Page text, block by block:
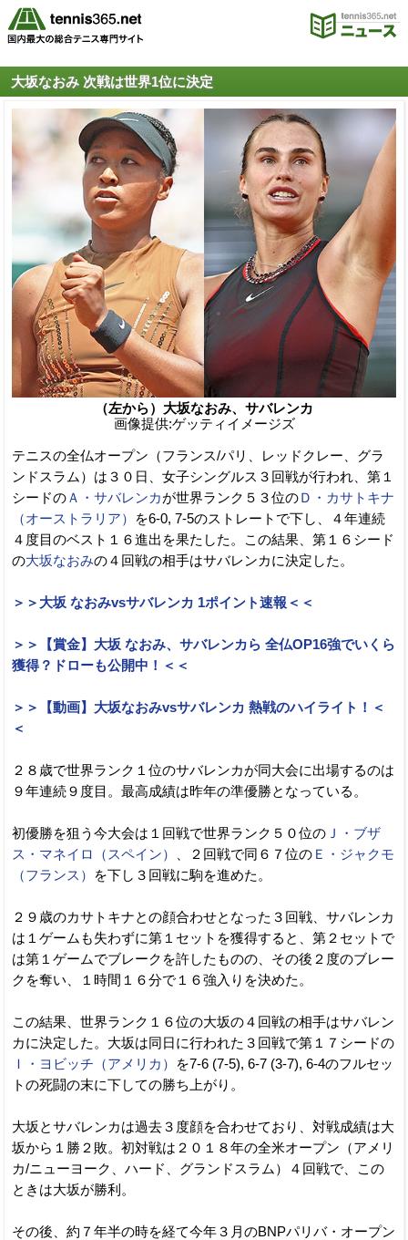
大坂なおみ 次戦は世界1位に決定
（左から）大坂なおみ、サバレンカ
画像提供:ゲッティイメージズ
テニスの全仏オープン（フランス/パリ、レッドクレー、グラ
ンドスラム）は３０日、女子シングルス３回戦が行われ、第１
シードのＡ・サバレンカが世界ランク５３位のＤ・カサトキナ
（オーストラリア）
を6-0, 7-5のストレートで下し、４年連続
４度目のベスト１６進出を果たした。この結果、第１６シード
の大坂なおみの４回戦の相手はサバレンカに決定した。
＞＞大坂 なおみvsサバレンカ 1ポイント速報＜＜
＞＞【賞金】大坂 なおみ、サバレンカら 全仏OP16強でいくら
獲得？ドローも公開中！＜＜
＞＞【動画】大坂なおみvsサバレンカ 熱戦のハイライト！＜
＜
２８歳で世界ランク１位のサバレンカが同大会に出場するのは
９年連続９度目。最高成績は昨年の準優勝となっている。
初優勝を狙う今大会は１回戦で世界ランク５０位の Ｊ・ブザ
ス・マネイロ（スペイン）
、２回戦で同６７位の Ｅ・ジャクモ
（フランス）
を下し３回戦に駒を進めた。
２９歳のカサトキナとの顔合わせとなった３回戦、サバレンカ
は１ゲームも失わずに第１セットを獲得すると、第２セットで
は第１ゲームでブレークを許したものの、その後２度のブレー
クを奪い、１時間１６分で１６強入りを決めた。
この結果、世界ランク１６位の大坂の４回戦の相手はサバレン
カに決定した。大坂は同日に行われた３回戦で第１７シードの
Ｉ・ヨビッチ（アメリカ）
を7-6 (7-5), 6-7 (3-7), 6-4のフルセッ
トの死闘の末に下しての勝ち上がり。
大坂とサバレンカは過去３度顔を合わせており、対戦成績は大
坂から１勝２敗。初対戦は２０１８年の全米オープン（アメリ
カ/ニューヨーク、ハード、グランドスラム）４回戦で、この
ときは大坂が勝利。
その後、約７年半の時を経て今年３月のBNPパリバ・オープン